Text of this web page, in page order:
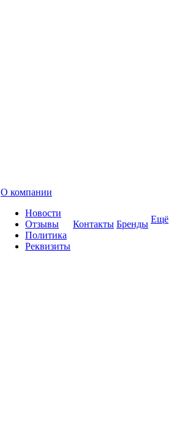
О компании
Новости
Отзывы
Политика
Реквизиты
Контакты Бренды Ещё